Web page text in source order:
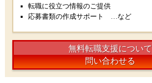
転職に役立つ情報のご提供
応募書類の作成サポート …など
無料転職支援について
問い合わせる